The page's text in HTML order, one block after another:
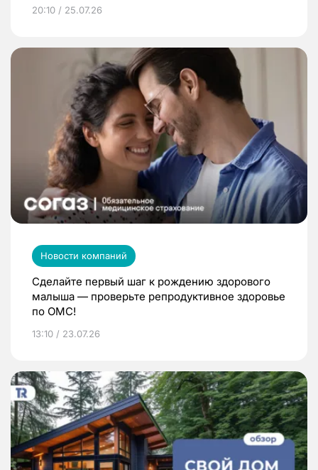
20:10 / 25.07.26
Новости компаний
Сделайте первый шаг к рождению здорового
малыша — проверьте репродуктивное здоровье
по ОМС!
13:10 / 23.07.26